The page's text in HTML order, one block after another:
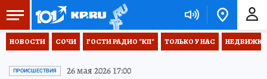
НОВОСТИ СОЧИ ГОСТИ РАДИО "КП" ТОЛЬКО У НАС НЕДВИЖКА
ПРОИСШЕСТВИЯ 26 мая 2026 17:00